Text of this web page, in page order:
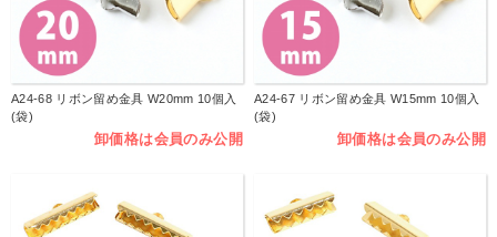
A24-68 リボン留め金具 W20mm 10個入
(袋)
卸価格は会員のみ公開
A24-67 リボン留め金具 W15mm 10個入
(袋)
卸価格は会員のみ公開